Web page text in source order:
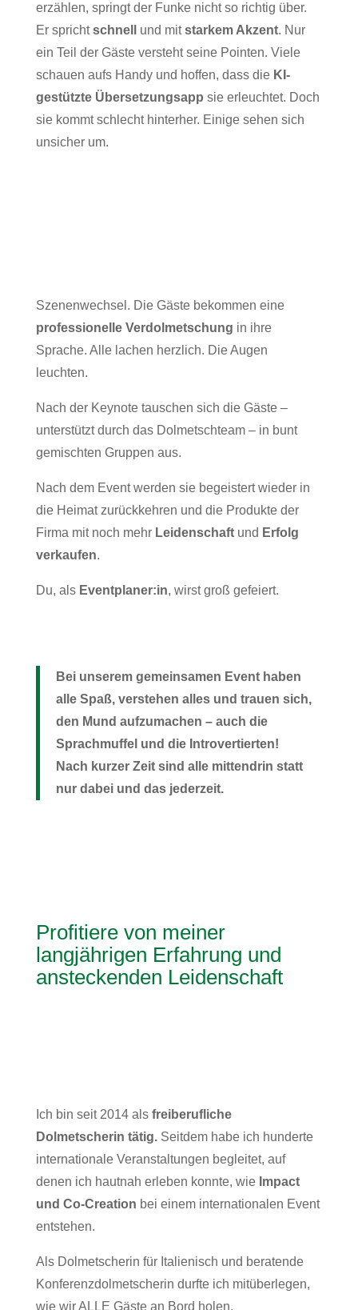
erzählen, springt der Funke nicht so richtig über.
Er sprichtschnell und mitstarkem Akzent. Nur
ein Teil der Gäste versteht seine Pointen. Viele
schauen aufs Handy und hoffen, dass die KI-
gestützte Übersetzungsapp sie erleuchtet. Doch
sie kommt schlecht hinterher. Einige sehen sich
unsicher um.
Szenenwechsel. Die Gäste bekommen eine
professionelle Verdolmetschung in ihre
Sprache. Alle lachen herzlich. Die Augen
leuchten.
Nach der Keynote tauschen sich die Gäste –
unterstützt durch das Dolmetschteam – in bunt
gemischten Gruppen aus.
Nach dem Event werden sie begeistert wieder in
die Heimat zurückkehren und die Produkte der
Firma mit noch mehr Leidenschaftund Erfolg
verkaufen.
Du, als Eventplaner:in, wirst groß gefeiert.
Bei unserem gemeinsamen Event haben
alle Spaß, verstehen alles und trauen sich,
den Mund aufzumachen – auch die
Sprachmuffel und die Introvertierten!
Nach kurzer Zeit sind alle mittendrin statt
nur dabei und das jederzeit.
Profitiere von meiner
langjährigen Erfahrung und
ansteckenden Leidenschaft
Ich bin seit 2014 als freiberufliche
Dolmetscherin tätig. Seitdem habe ich hunderte
internationale Veranstaltungen begleitet, auf
denen ich hautnah erleben konnte, wie Impact
und Co-Creation bei einem internationalen Event
entstehen.
Als Dolmetscherin für Italienisch und beratende
Konferenzdolmetscherin durfte ich mitüberlegen,
wie wir ALLE Gäste an Bord holen.